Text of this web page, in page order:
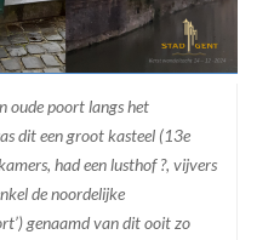
oude poort langs het
dit een groot kasteel (13e
had een lusthof ?, vijvers
de noordelijke
genaamd van dit ooit zo